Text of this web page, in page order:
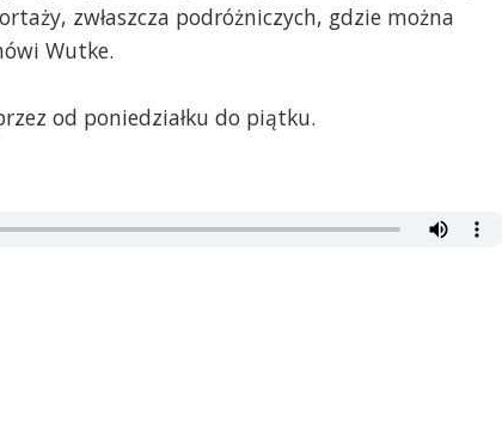
zwłaszcza podróżniczych, gdzie można
Wutke.
od poniedziałku do piątku.